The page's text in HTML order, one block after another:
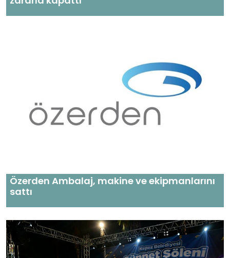
Özerden Ambalaj, makine ve ekipmanlarını
sattı